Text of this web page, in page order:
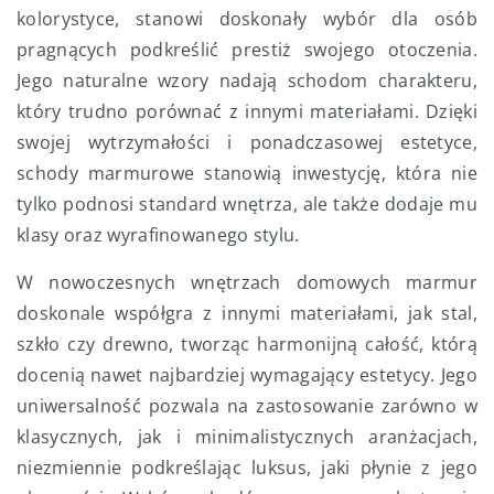
kolorystyce, stanowi doskonały wybór dla osób
pragnących podkreślić prestiż swojego otoczenia.
Jego naturalne wzory nadają schodom charakteru,
który trudno porównać z innymi materiałami. Dzięki
swojej wytrzymałości i ponadczasowej estetyce,
schody marmurowe stanowią inwestycję, która nie
tylko podnosi standard wnętrza, ale także dodaje mu
klasy oraz wyrafinowanego stylu.
W nowoczesnych wnętrzach domowych marmur
doskonale współgra z innymi materiałami, jak stal,
szkło czy drewno, tworząc harmonijną całość, którą
docenią nawet najbardziej wymagający estetycy. Jego
uniwersalność pozwala na zastosowanie zarówno w
klasycznych, jak i minimalistycznych aranżacjach,
niezmiennie podkreślając luksus, jaki płynie z jego